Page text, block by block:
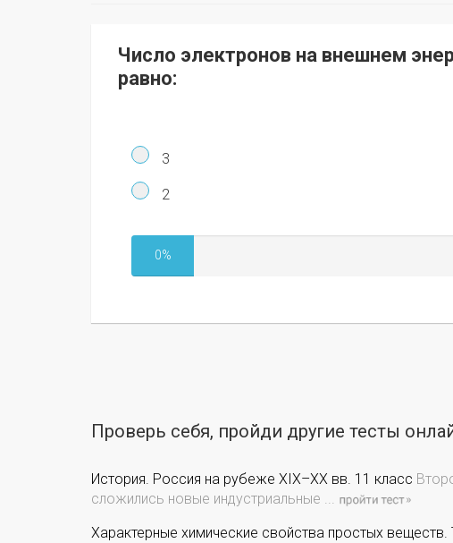
Число электронов на внешнем
равно:
3
2
0%
Проверь себя, пройди другие тесты
История. Россия на рубеже XIX–ХХ вв. 11 класс
сложились новые индустриальные ...
Характерные химические свойства простых веществ.